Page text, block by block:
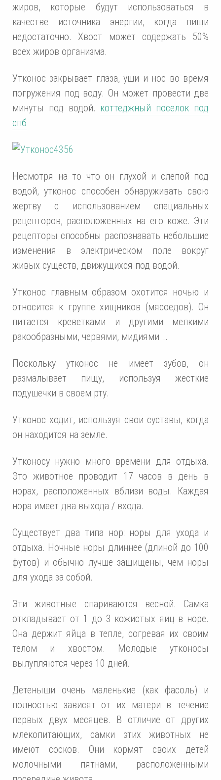
жиров, которые будут использоваться в
качестве источника энергии, когда пищи
недостаточно. Хвост может содержать 50%
всех жиров организма.
Утконос закрывает глаза, уши и нос во время
погружения под воду. Он может провести две
минуты под водой. коттеджный поселок под
спб
Несмотря на то что он глухой и слепой под
водой, утконос способен обнаруживать свою
жертву с использованием специальных
рецепторов, расположенных на его коже. Эти
рецепторы способны распознавать небольшие
изменения в электрическом поле вокруг
живых существ, движущихся под водой.
Утконос главным образом охотится ночью и
относится к группе хищников (мясоедов). Он
питается креветками и другими мелкими
ракообразными, червями, мидиями …
Поскольку утконос не имеет зубов, он
размалывает пищу, используя жесткие
подушечки в своем рту.
Утконос ходит, используя свои суставы, когда
он находится на земле.
Утконосу нужно много времени для отдыха.
Это животное проводит 17 часов в день в
норах, расположенных вблизи воды. Каждая
нора имеет два выхода / входа.
Существует два типа нор: норы для ухода и
отдыха. Ночные норы длиннее (длиной до 100
футов) и обычно лучше защищены, чем норы
для ухода за собой.
Эти животные спариваются весной. Самка
откладывает от 1 до 3 кожистых яиц в норе.
Она держит яйца в тепле, согревая их своим
телом и хвостом. Молодые утконосы
вылупляются через 10 дней.
Детеныши очень маленькие (как фасоль) и
полностью зависят от их матери в течение
первых двух месяцев. В отличие от других
млекопитающих, самки этих животных не
имеют сосков. Они кормят своих детей
молочными пятнами, расположенными